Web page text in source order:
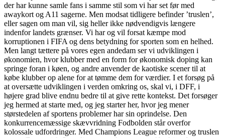
der har kunne samle fans i samme stil som vi har set før med
awaykort og A11 sagerne. Men modsat tidligere befinder ’truslen’,
eller sagen om man vil, sig heller ikke nødvendigvis længere
indenfor landets grænser. Vi har og vil forsat kæmpe mod
korruptionen i FIFA og dens betydning for sporten som en helhed.
Men langt tættere på vores egen andedam ser vi udviklingen i
økonomien, hvor klubber med en form for økonomisk doping kan
springe foran i køen, og andre anvender de kaotiske scener til at
købe klubber op alene for at tømme dem for værdier. I et forsøg på
at oversætte udviklingen i verden omkring os, skal vi, i DFF, i
højere grad blive endnu bedre til at give rette kontekst. Det forsøger
jeg hermed at starte med, og jeg starter her, hvor jeg mener
størstedelen af sportens problemer har sin oprindelse. Den
konkurrencemæssige skævvridning Fodbolden står overfor
kolossale udfordringer. Med Champions League reformer og truslen